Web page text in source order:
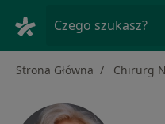
Czego szukasz?
Strona Główna Chirurg